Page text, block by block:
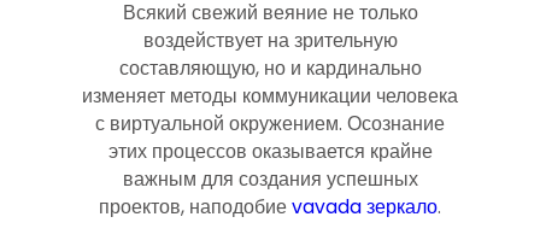
Всякий свежий веяние не только
воздействует на зрительную
составляющую, но и кардинально
изменяет методы коммуникации человека
с виртуальной окружением. Осознание
этих процессов оказывается крайне
важным для создания успешных
проектов, наподобиеvavada зеркало.